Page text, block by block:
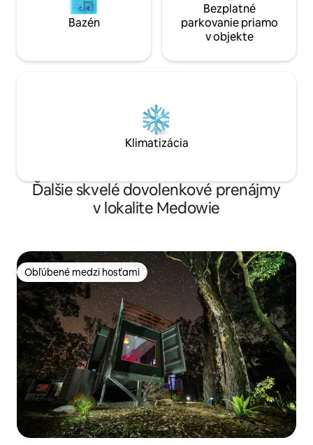
Bazén
Bezplatné
parkovanie priamo
v objekte
Klimatizácia
Ďalšie skvelé dovolenkové prenájmy
v lokalite Medowie
Obľúbené medzi hosťami
Obľúbené medzi hosťami